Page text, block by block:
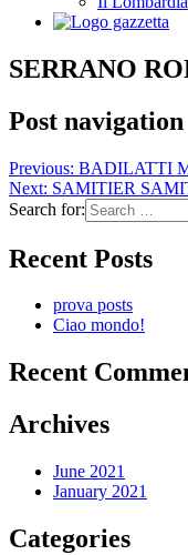
SERRANO
Post navigation
Previous: BADILATTI
Next: SAMITIER
Search for:
Recent Posts
prova posts
Ciao mondo!
Recent
Archives
June 2021
January 2021
Categories